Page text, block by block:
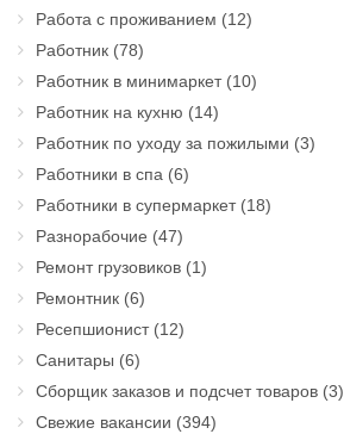
Работа с проживанием (12)
Работник (78)
Работник в минимаркет(10)
Работник на кухню (14)
Работник по уходу за пожилыми (3)
Работники в спа (6)
Работники в супермаркет(18)
Разнорабочие (47)
Ремонт грузовиков (1)
Ремонтник (6)
Ресепшионист(12)
Санитары (6)
Сборщик заказов и подсчет товаров (3)
Свежие вакансии (394)